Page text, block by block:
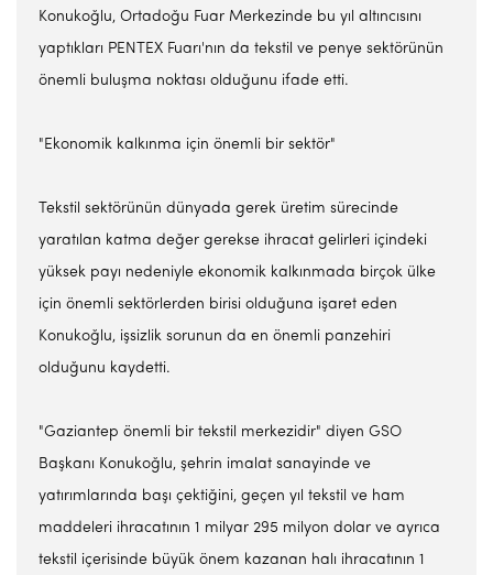
Konukoğlu, Ortadoğu Fuar Merkezinde bu yıl altıncısını
yaptıkları PENTEX Fuarı'nın da tekstil ve penye sektörünün
önemli buluşma noktası olduğunu ifade etti.
"Ekonomik kalkınma için önemli bir sektör"
Tekstil sektörünün dünyada gerek üretim sürecinde
yaratılan katma değer gerekse ihracat gelirleri içindeki
yüksek payı nedeniyle ekonomik kalkınmada birçok ülke
için önemli sektörlerden birisi olduğuna işaret eden
Konukoğlu, işsizlik sorunun da en önemli panzehiri
olduğunu kaydetti.
"Gaziantep önemli bir tekstil merkezidir" diyen GSO
Başkanı Konukoğlu, şehrin imalat sanayinde ve
yatırımlarında başı çektiğini, geçen yıl tekstil ve ham
maddeleri ihracatının 1 milyar 295 milyon dolar ve ayrıca
tekstil içerisinde büyük önem kazanan halı ihracatının 1